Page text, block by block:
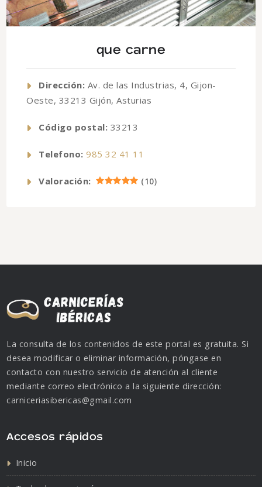
que carne
Dirección: Av. de las Industrias, 4, Gijon-
Oeste, 33213 Gijón, Asturias
Código postal: 33213
Telefono: 985 32 41 11
Valoración: (10)
La consulta de los contenidos de este portal es gratuita. Si
desea modificar o eliminar información, póngase en
contacto con nuestro servicio de atención al cliente
mediante correo electrónico a la siguiente dirección:
carniceriasibericas@gmail.com
Accesos rápidos
Inicio